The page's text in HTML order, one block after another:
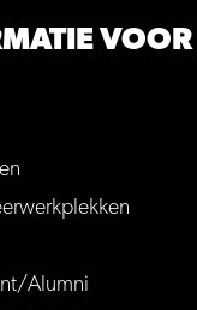
VOOR
Alumni